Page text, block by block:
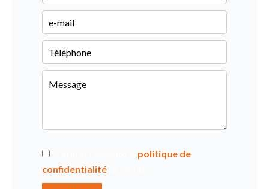
politique de
confidentialité